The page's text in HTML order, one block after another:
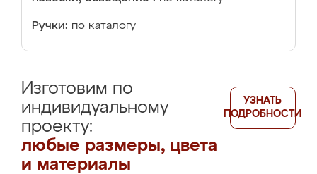
Ручки: по каталогу
Изготовим по
индивидуальному
проекту:
любые размеры, цвета
и материалы
УЗНАТЬ
ПОДРОБНОСТИ